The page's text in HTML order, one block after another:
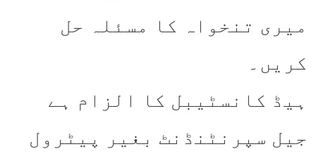
میری تنخواہ کا مسئلہ حل
کریں۔
ہیڈ کانسٹیبل کا الزام ہے
جیل سپرنٹنڈنٹ بغیر پیٹرول